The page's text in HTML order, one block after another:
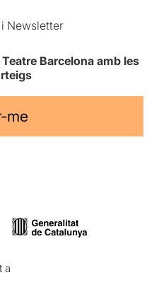
Newsletter
Barcelona amb les
me
a